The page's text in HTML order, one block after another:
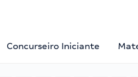
Concurseiro Iniciante